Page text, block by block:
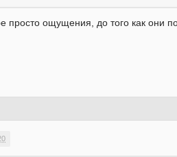
просто ощущения, до того как они